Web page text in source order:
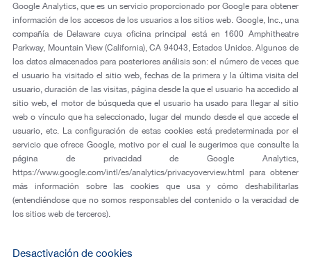
Google Analytics, que es un servicio proporcionado por Google para obtener
información de los accesos de los usuarios a los sitios web. Google, Inc., una
compañía de Delaware cuya oficina principal está en 1600 Amphitheatre
Parkway, Mountain View (California), CA 94043, Estados Unidos. Algunos de
los datos almacenados para posteriores análisis son: el número de veces que
el usuario ha visitado el sitio web, fechas de la primera y la última visita del
usuario, duración de las visitas, página desde la que el usuario ha accedido al
sitio web, el motor de búsqueda que el usuario ha usado para llegar al sitio
web o vínculo que ha seleccionado, lugar del mundo desde el que accede el
usuario, etc. La configuración de estas cookies está predeterminada por el
servicio que ofrece Google, motivo por el cual le sugerimos que consulte la
página de privacidad de Google Analytics,
https://www.google.com/intl/es/analytics/privacyoverview.html para obtener
más información sobre las cookies que usa y cómo deshabilitarlas
(entendiéndose que no somos responsables del contenido o la veracidad de
los sitios web de terceros).
Desactivación de cookies